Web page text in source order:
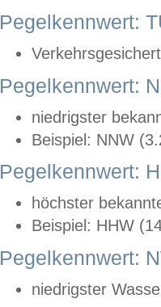
Pegelkennwert:
Pegelkennwert:
niedrigster
Beispiel: NNW
Pegelkennwert:
höchster
Beispiel: HHW
Pegelkennwert:
niedrigster